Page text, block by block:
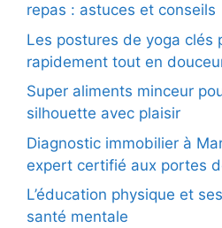
repas : astuces et conseils
Les postures de yoga clés
rapidement tout en
Super aliments minceur
silhouette avec plaisir
Diagnostic immobilier à
expert certifié aux portes
L’éducation physique et
santé mentale